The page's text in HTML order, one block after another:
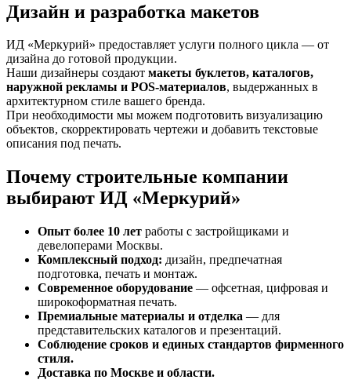
Дизайн и разработка макетов
ИД «Меркурий» предоставляет услуги полного цикла — от
дизайна до готовой продукции.
Наши дизайнеры создают макеты буклетов, каталогов,
наружной рекламы и POS-материалов, выдержанных в
архитектурном стиле вашего бренда.
При необходимости мы можем подготовить визуализацию
объектов, скорректировать чертежи и добавить текстовые
описания под печать.
Почему строительные компании
выбирают ИД «Меркурий»
Опыт более 10 лет работы с застройщиками и
девелоперами Москвы.
Комплексный подход: дизайн, предпечатная
подготовка, печать и монтаж.
Современное оборудование — офсетная, цифровая и
широкоформатная печать.
Премиальные материалы и отделка — для
представительских каталогов и презентаций.
Соблюдение сроков и единых стандартов фирменного
стиля.
Доставка по Москве и области.